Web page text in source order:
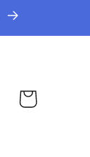
Panier